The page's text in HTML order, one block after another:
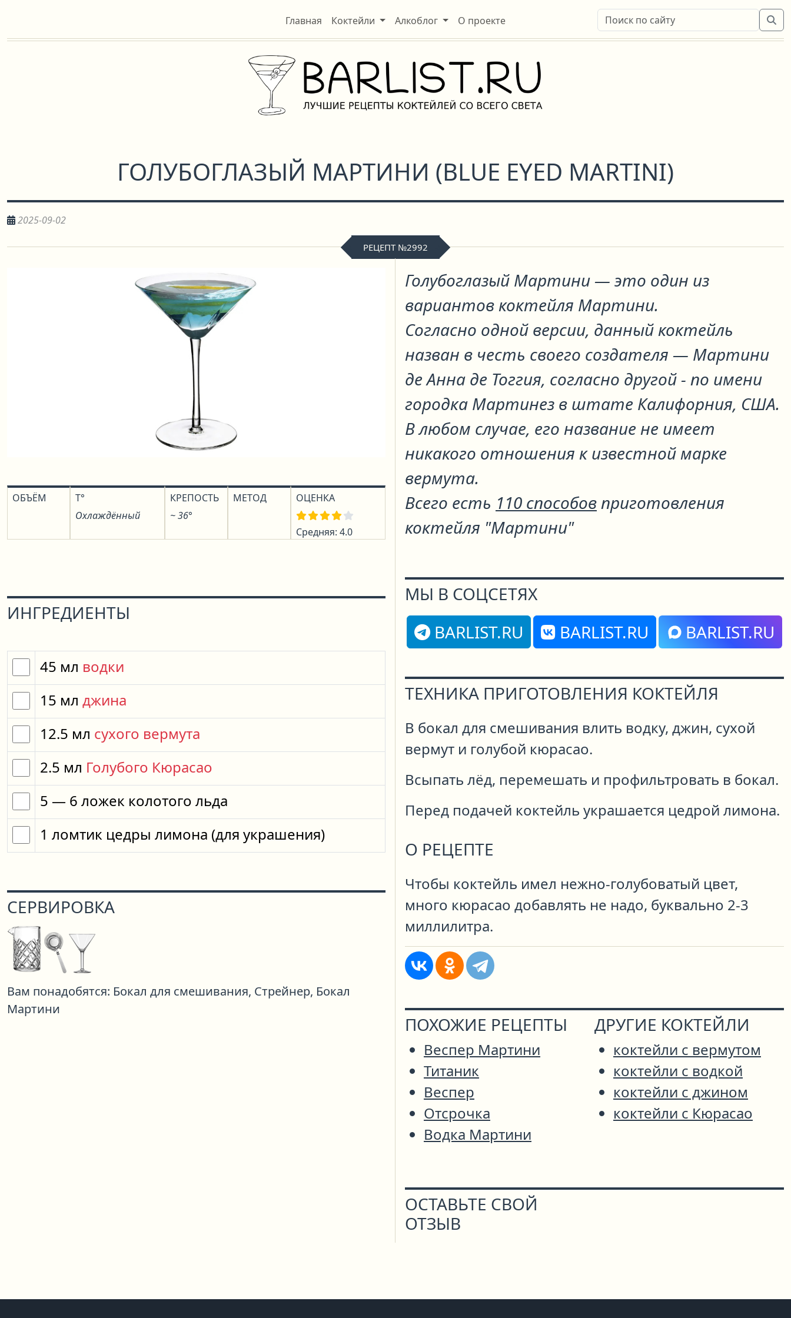
Главная Коктейли Алкоблог О проекте
ГОЛУБОГЛАЗЫЙ МАРТИНИ (BLUE EYED MARTINI)
2025-09-02
РЕЦЕПТ №2992
ОБЪЁМ
T°
Охлаждённый
КРЕПОСТЬ
~ 36°
МЕТОД ОЦЕНКА
Средняя: 4.0
ИНГРЕДИЕНТЫ
45 мл водки
15 мл джина
12.5 мл сухого вермута
2.5 мл Голубого Кюрасао
5 — 6 ложек колотого льда
1 ломтик цедры лимона (для украшения)
СЕРВИРОВКА
Вам понадобятся: Бокал для смешивания, Стрейнер, Бокал
Мартини
Голубоглазый Мартини— это один из
вариантов коктейля Мартини.
Согласно одной версии, данный коктейль
назван в честь своего создателя — Мартини
де Анна де Тоггия, согласно другой - по имени
городка Мартинез в штате Калифорния, США.
В любом случае, его название не имеет
никакого отношения к известной марке
вермута.
Всего есть 110 способовприготовления
коктейля "Мартини"
МЫ В СОЦСЕТЯХ
BARLIST.RU
BARLIST.RU BARLIST.RU
ТЕХНИКА ПРИГОТОВЛЕНИЯ КОКТЕЙЛЯ
В бокал для смешивания влить водку, джин, сухой
вермут и голубой кюрасао.
Всыпать лёд, перемешать и профильтровать в бокал.
Перед подачей коктейль украшается цедрой лимона.
О РЕЦЕПТЕ
Чтобы коктейль имел нежно-голубоватый цвет,
много кюрасао добавлять не надо, буквально 2-3
миллилитра.
ПОХОЖИЕ РЕЦЕПТЫ
Веспер Мартини
Титаник
Веспер
Отсрочка
Водка Мартини
ДРУГИЕ КОКТЕЙЛИ
коктейли с вермутом
коктейли с водкой
коктейли с джином
коктейли с Кюрасао
ОСТАВЬТЕ СВОЙ
ОТЗЫВ